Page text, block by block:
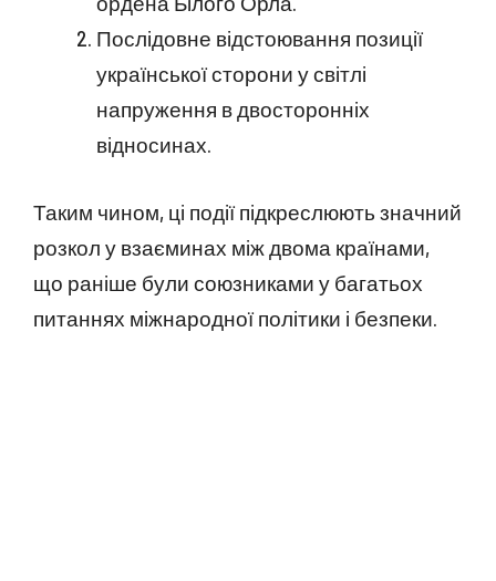
Послідовне відстоювання позиції
української сторони у світлі
напруження в двосторонніх
відносинах.
Таким чином, ці події підкреслюють значний
розкол у взаєминах між двома країнами,
що раніше були союзниками у багатьох
питаннях міжнародної політики і безпеки.